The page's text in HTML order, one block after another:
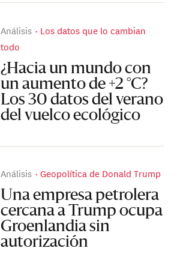
Análisis
Los datos que lo cambian
todo
¿Hacia un mundo con
un aumento de +2 °C?
Los 30 datos del verano
del vuelco ecológico
Análisis Geopolítica de Donald Trump
Una empresa petrolera
cercana a Trump ocupa
Groenlandia sin
autorización